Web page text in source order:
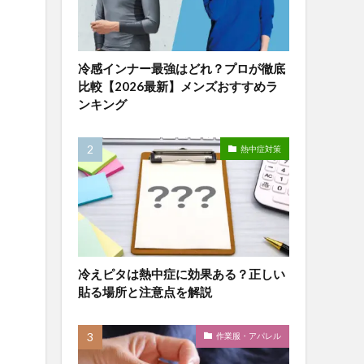
冷感インナー最強はどれ？プロが徹底
比較【2026最新】メンズおすすめラ
ンキング
熱中症対策
冷えピタは熱中症に効果ある？正しい
貼る場所と注意点を解説
作業服・アパレル